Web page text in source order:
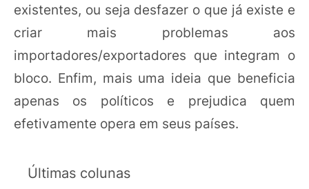
existentes, ou seja desfazer o que já existe e
criar mais problemas aos
importadores/exportadores que integram o
bloco. Enfim, mais uma ideia que beneficia
apenas os políticos e prejudica quem
efetivamente opera em seus países.
Últimas colunas